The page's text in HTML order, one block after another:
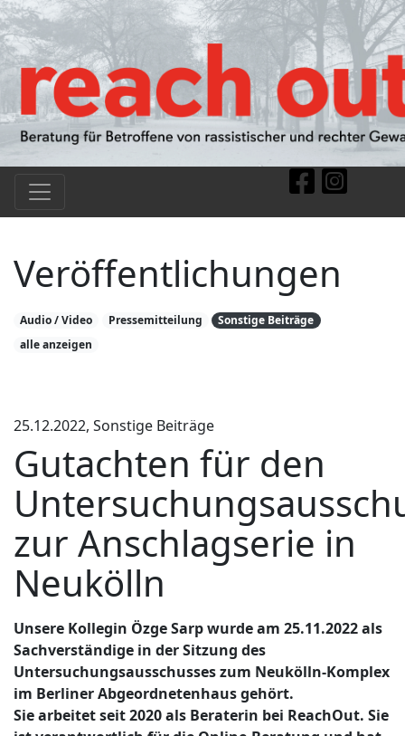
Veröffentlichungen
Audio / Video Pressemitteilung
Sonstige Beiträge
alle anzeigen
25.12.2022, Sonstige Beiträge
Gutachten für den
zur Anschlagserie in
Neukölln
Unsere Kollegin Özge Sarp wurde am 25.11.2022 als
Sachverständige in der Sitzung des
Untersuchungsausschusses zum Neukölln-Komplex
im Berliner Abgeordnetenhaus gehört.
Sie arbeitet seit 2020 als Beraterin bei ReachOut. Sie